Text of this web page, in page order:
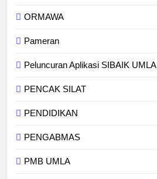
ORMAWA
Pameran
Peluncuran Aplikasi SIBAIK UMLA
PENCAK SILAT
PENDIDIKAN
PENGABMAS
PMB UMLA